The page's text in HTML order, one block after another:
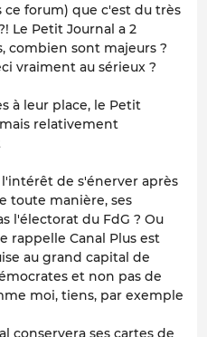
forum) que c'est du très
Le Petit Journal a 2
combien sont majeurs ?
vraiment au sérieux ?
à leur place, le Petit
relativement
de s'énerver après
toute manière, ses
l'électorat du FdG ? Ou
rappelle Canal Plus est
au grand capital de
et non pas de
moi, tiens, par exemple
conservera ses cartes de